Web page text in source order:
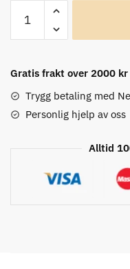
Oseus
VPD
antall
Gratis frakt over 2000 kr
Trygg betaling med
Personlig hjelp av oss
Alltid